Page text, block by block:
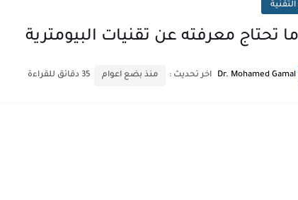
أسرار اختيار لوحة مفاتيح تناسب عملك اليومي
أدوات مجانية للبحث عن الكلمات المفتاحية 2026
تحتاج معرفته عن تقنيات البيومترية
Dr. Mohamed Gamal اخر تحديث : منذ بضع اعوام 35 دقائق للقراءة